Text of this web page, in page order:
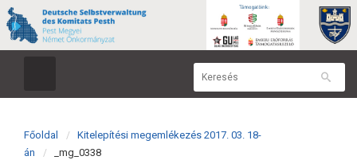
Főoldal
Kitelepítési megemlékezés 2017. 03. 18-
án
_mg_0338